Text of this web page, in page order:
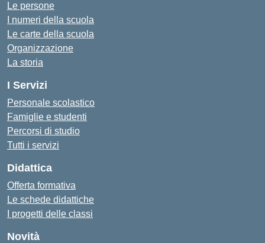
Le persone
I numeri della scuola
Le carte della scuola
Organizzazione
La storia
I Servizi
Personale scolastico
Famiglie e studenti
Percorsi di studio
Tutti i servizi
Didattica
Offerta formativa
Le schede didattiche
I progetti delle classi
Novità